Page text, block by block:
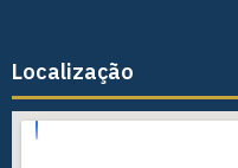
Localização